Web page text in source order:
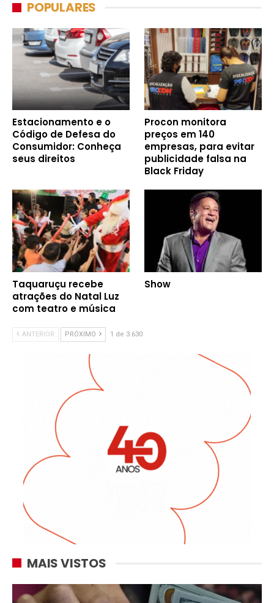
POPULARES
Estacionamento e o
Código de Defesa do
Consumidor: Conheça
seus direitos
Procon monitora
preços em 140
empresas, para evitar
publicidade falsa na
Black Friday
Taquaruçu recebe
atrações do Natal Luz
com teatro e música
Show
ANTERIOR PRÓXIMO 1 de 3.630
MAIS VISTOS